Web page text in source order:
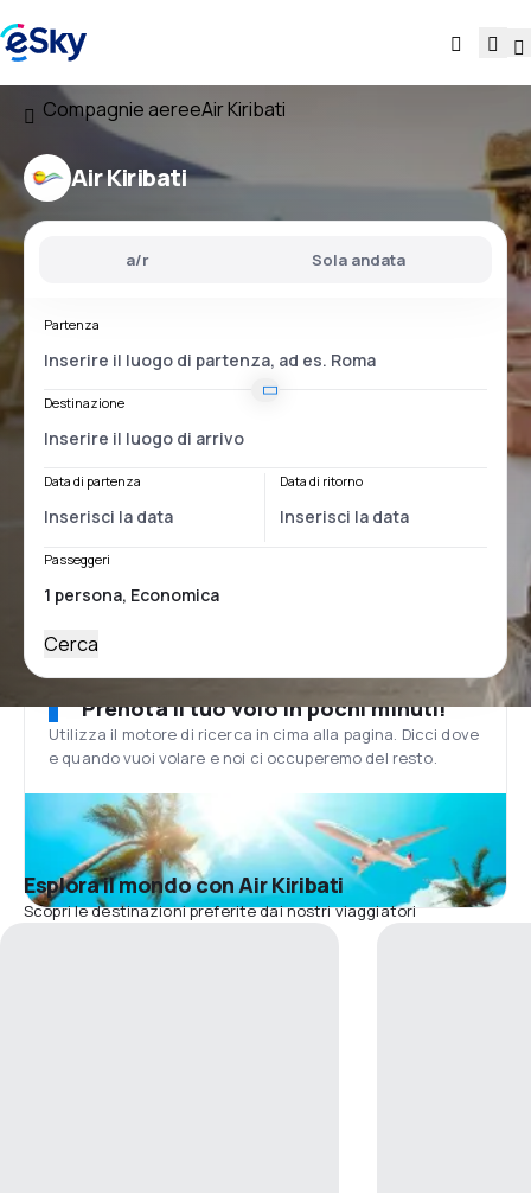
Compagnie aereeAir Kiribati
Air Kiribati
a/r Sola andata
Partenza
Destinazione
Data di partenza Data di ritorno
Passeggeri
Cerca
Prenota il tuo volo in pochi minuti!
Utilizza il motore di ricerca in cima alla pagina. Dicci dove
e quando vuoi volare e noi ci occuperemo del resto.
Esplora il mondo con Air Kiribati
Scopri le destinazioni preferite dai nostri viaggiatori